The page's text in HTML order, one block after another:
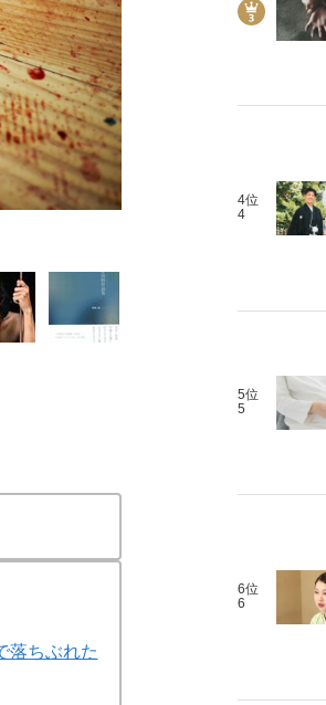
落ちぶれた
4位
4
5位
5
6位
6